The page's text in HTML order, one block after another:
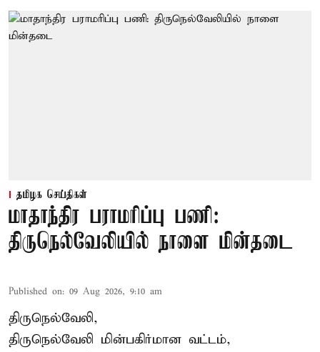
தமிழக செய்திகள்
மாதாந்திர பராமரிப்பு பணி:
திருநெல்வேலியில் நாளை மின்தடை
Published on: 09 Aug 2026, 9:10 am
திருநெல்வேலி,
திருநெல்வேலி மின்பகிர்மான வட்டம்,